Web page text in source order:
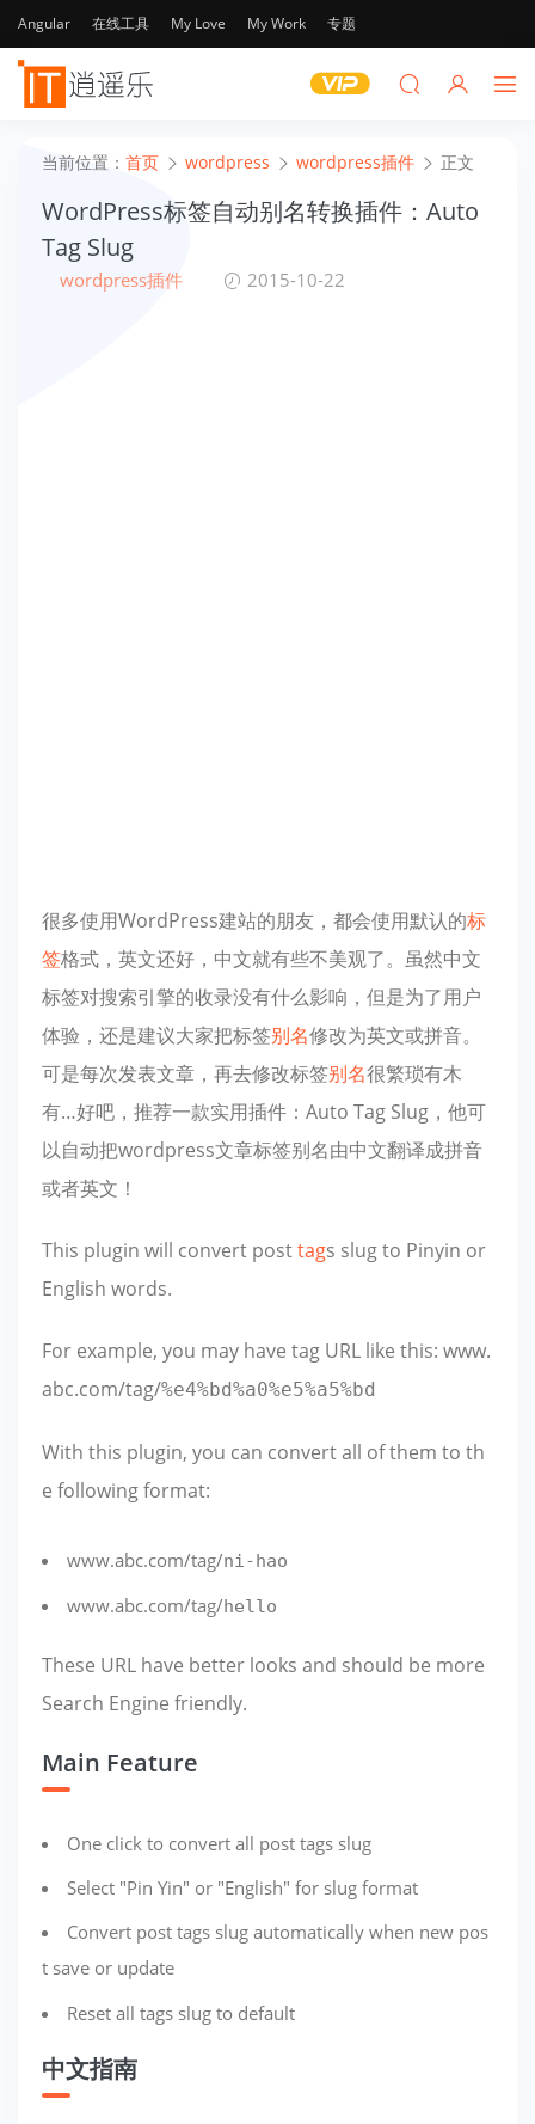
Angular 在线工具 My Love My Work 专题
当前位置： 首页 wordpress wordpress插件 正文
WordPress标签自动别名转换插件：Auto
Tag Slug
wordpress插件 2015-10-22
很多使用WordPress建站的朋友，都会使用默认的标
签格式，英文还好，中文就有些不美观了。虽然中文
标签对搜索引擎的收录没有什么影响，但是为了用户
体验，还是建议大家把标签别名修改为英文或拼音。
可是每次发表文章，再去修改标签别名很繁琐有木
有…好吧，推荐一款实用插件：Auto Tag Slug，他可
以自动把wordpress文章标签别名由中文翻译成拼音
或者英文！
This plugin will convert posttags slug to Pinyin or
English words.
For example, you may have tag URL like this: www.
abc.com/tag/%e4%bd%a0%e5%a5%bd
With this plugin, you can convert all of them to th
e following format:
www.abc.com/tag/ni-hao
www.abc.com/tag/hello
These URL have better looks and should be more
Search Engine friendly.
Main Feature
One click to convert all post tags slug
Select "Pin Yin" or "English" for slug format
Convert post tags slug automatically when new pos
t save or update
Reset all tags slug to default
中文指南